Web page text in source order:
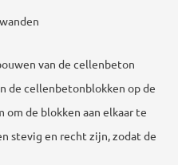
van de cellenbeton
de cellenbetonblokken op de
de blokken aan elkaar te
stevig en recht zijn, zodat de